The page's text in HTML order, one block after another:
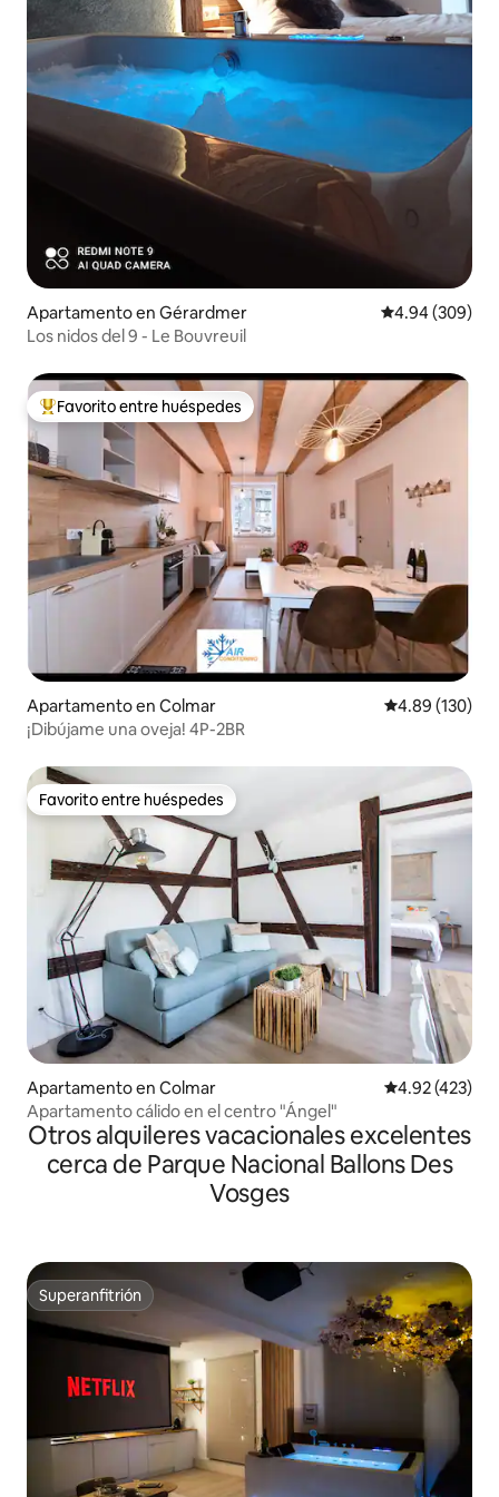
Apartamento en Gérardmer Calificación
4.94 (309)
Los nidos del 9 - Le Bouvreuil
Favorito entre huéspedes preferido
Favorito entre huéspedes
Apartamento en Colmar Calificación
4.89 (130)
¡Dibújame una oveja! 4P-2BR
Favorito entre huéspedes
Favorito entre huéspedes
Apartamento en Colmar Calificación
4.92 (423)
Apartamento cálido en el centro "Ángel"
Otros alquileres vacacionales excelentes
cerca de Parque Nacional Ballons Des
Vosges
Superanfitrión
Superanfitrión